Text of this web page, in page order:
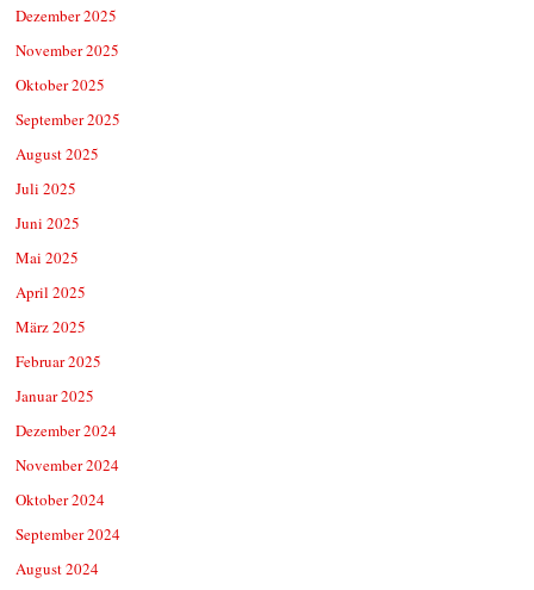
Dezember 2025
November 2025
Oktober 2025
September 2025
August 2025
Juli 2025
Juni 2025
Mai 2025
April 2025
März 2025
Februar 2025
Januar 2025
Dezember 2024
November 2024
Oktober 2024
September 2024
August 2024